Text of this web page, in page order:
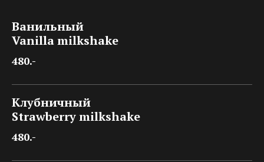
Ванильный
Vanilla milkshake
480.-
Клубничный
Strawberry milkshake
480.-